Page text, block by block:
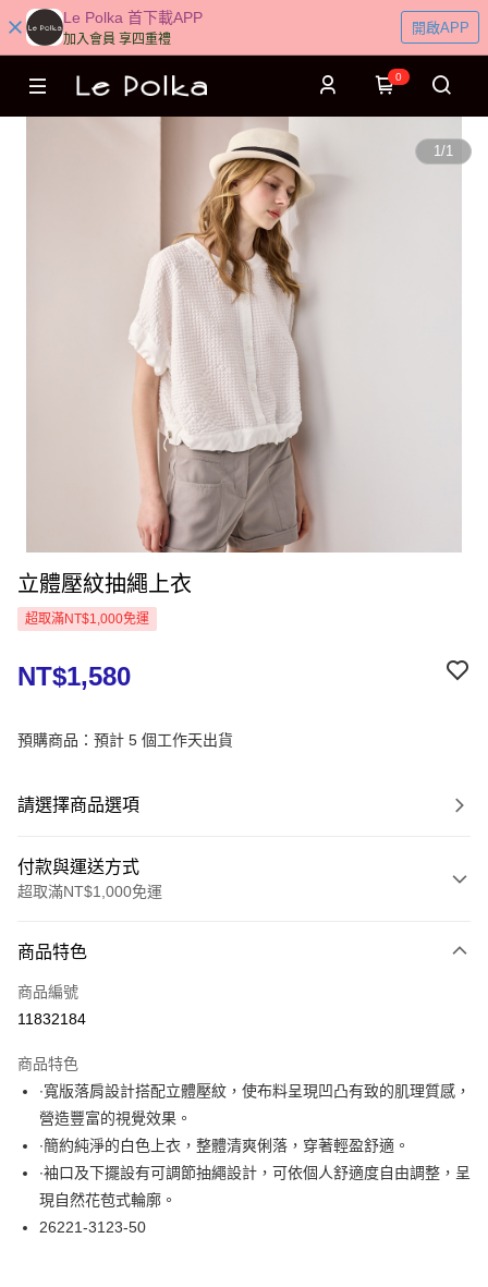
Le Polka 首下載APP
加入會員 享四重禮
開啟APP
0
1/1
立體壓紋抽繩上衣
超取滿NT$1,000免運
NT$1,580
預購商品：預計 5 個工作天出貨
請選擇商品選項
付款與運送方式
超取滿NT$1,000免運
信用卡一次付款
超商取貨付款
Apple Pay
悠遊付
大哥付你分期
相關說明
1.本服務由台灣大哥大提供，台灣大哥大用戶可立即使用無須另外申請。
ATM付款
商品特色
商品編號
11832184
商品特色
∙寬版落肩設計搭配立體壓紋，使布料呈現凹凸有致的肌理質感，
營造豐富的視覺效果。
∙簡約純淨的白色上衣，整體清爽俐落，穿著輕盈舒適。
∙袖口及下擺設有可調節抽繩設計，可依個人舒適度自由調整，呈
現自然花苞式輪廓。
26221-3123-50